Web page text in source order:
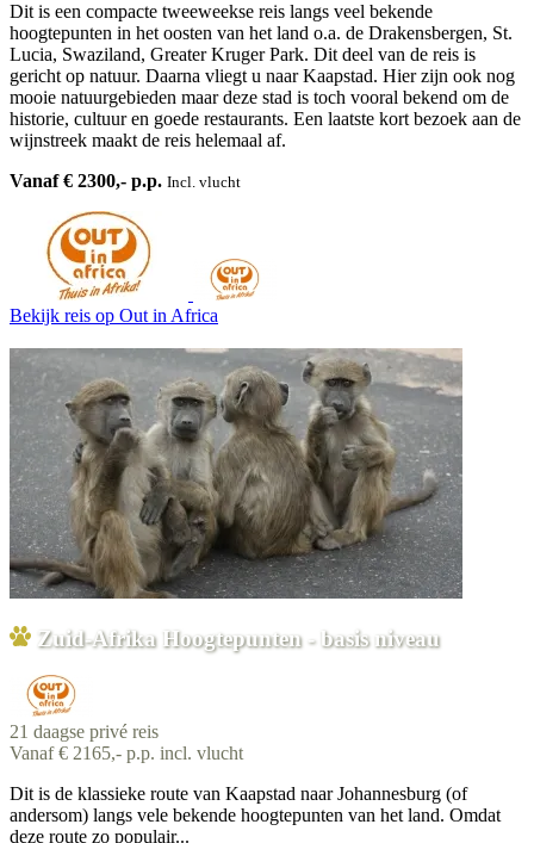
Dit is een compacte tweeweekse reis langs veel bekende
hoogtepunten in het oosten van het land o.a. de Drakensbergen, St.
Lucia, Swaziland, Greater Kruger Park. Dit deel van de reis is
gericht op natuur. Daarna vliegt u naar Kaapstad. Hier zijn ook nog
mooie natuurgebieden maar deze stad is toch vooral bekend om de
historie, cultuur en goede restaurants. Een laatste kort bezoek aan de
wijnstreek maakt de reis helemaal af.
Vanaf € 2300,- p.p. Incl. vlucht
Bekijk reis op Out in Africa
Zuid-Afrika Hoogtepunten - basis niveau
21 daagse privé reis
Vanaf € 2165,- p.p. incl. vlucht
Dit is de klassieke route van Kaapstad naar Johannesburg (of
andersom) langs vele bekende hoogtepunten van het land. Omdat
deze route zo populair...